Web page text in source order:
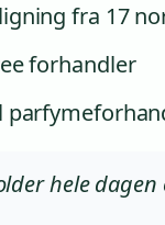
fra 17
forhandler
hele